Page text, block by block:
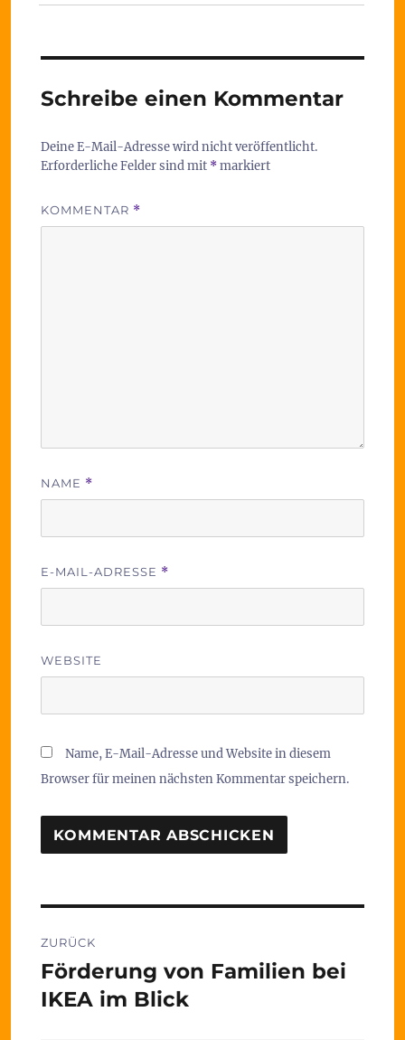
Schreibe einen Kommentar
Deine E-Mail-Adresse wird nicht veröffentlicht.
Erforderliche Felder sind mit *markiert
KOMMENTAR *
NAME *
E-MAIL-ADRESSE *
WEBSITE
Name, E-Mail-Adresse und Website in diesem
Browser für meinen nächsten Kommentar speichern.
ZURÜCK
Vorheriger
Beitrag:
Förderung von Familien bei
IKEA im Blick